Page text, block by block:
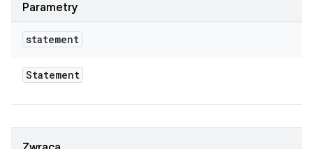
Parametry
statement
Statement